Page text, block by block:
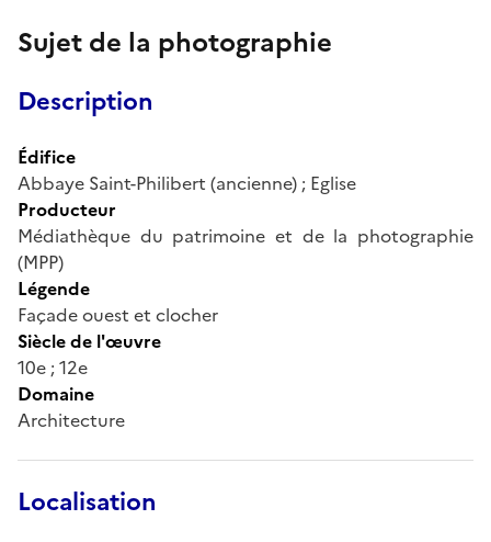
Sujet de la photographie
Description
Édifice
Abbaye Saint-Philibert (ancienne) ; Eglise
Producteur
Médiathèque du patrimoine et de la photographie
(MPP)
Légende
Façade ouest et clocher
Siècle de l'œuvre
10e ; 12e
Domaine
Architecture
Localisation